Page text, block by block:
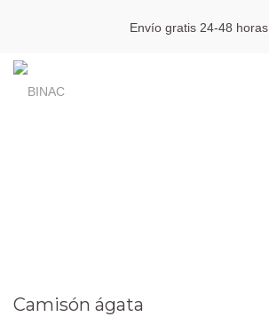
Envío gratis 24-48 horas
Camisón ágata